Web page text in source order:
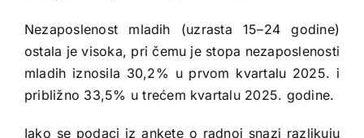
Nezaposlenost mladih (uzrasta 15–24 godine)
ostala je visoka, pri čemu je stopa nezaposlenosti
mladih iznosila 30,2% u prvom kvartalu 2025. i
približno 33,5% u trećem kvartalu 2025. godine.
Iako se podaci iz ankete o radnoj snazi razlikuju